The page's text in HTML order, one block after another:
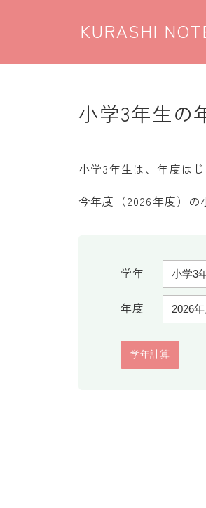
KURASHI
小学3年生の
小学3年生は、年度は
今年度（2026年度）の
学年
年度